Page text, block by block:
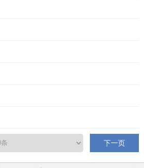
下一页